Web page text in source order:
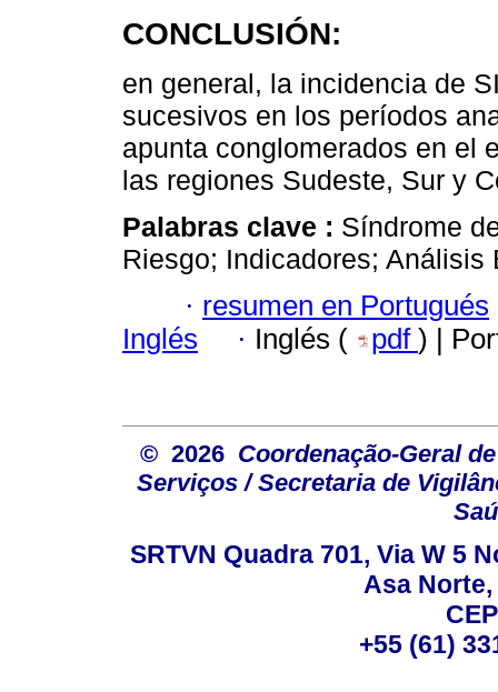
CONCLUSIÓN:
en general, la incidencia de
sucesivos en los períodos
apunta conglomerados en el
las regiones Sudeste, Sur y
Palabras clave : Síndrome
Riesgo; Indicadores;
· resumen en Portugués
Inglés
· Inglés ( pdf ) |
© 2026 Coordenação-Geral
Serviços / Secretaria de
SRTVN Quadra 701, Via W 5
Asa
+55 (61)